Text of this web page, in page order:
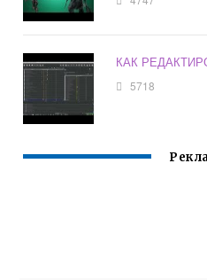
КАК
5718